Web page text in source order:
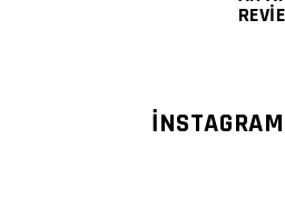
INSTAGRAM